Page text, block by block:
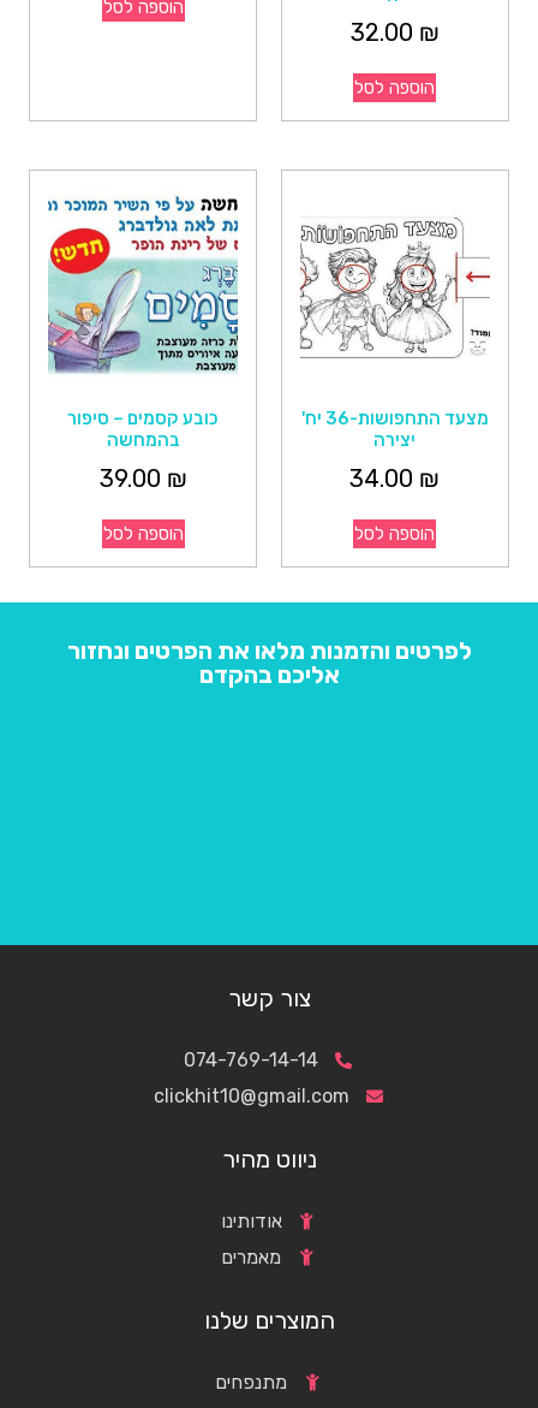
32.00 ₪
הוספה לסל
הוספה לסל
מצעד התחפושות-36 יח'
יצירה
34.00 ₪
הוספה לסל
כובע קסמים – סיפור
בהמחשה
39.00 ₪
הוספה לסל
לפרטים והזמנות מלאו את הפרטים ונחזור
אליכם בהקדם
צור קשר
074-769-14-14
clickhit10@gmail.com
ניווט מהיר
אודותינו
מאמרים
המוצרים שלנו
מתנפחים